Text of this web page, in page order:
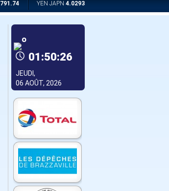
YEN JAPN 4.0293
791.74
º
01:50:26
JEUDI,
06 AOÛT, 2026